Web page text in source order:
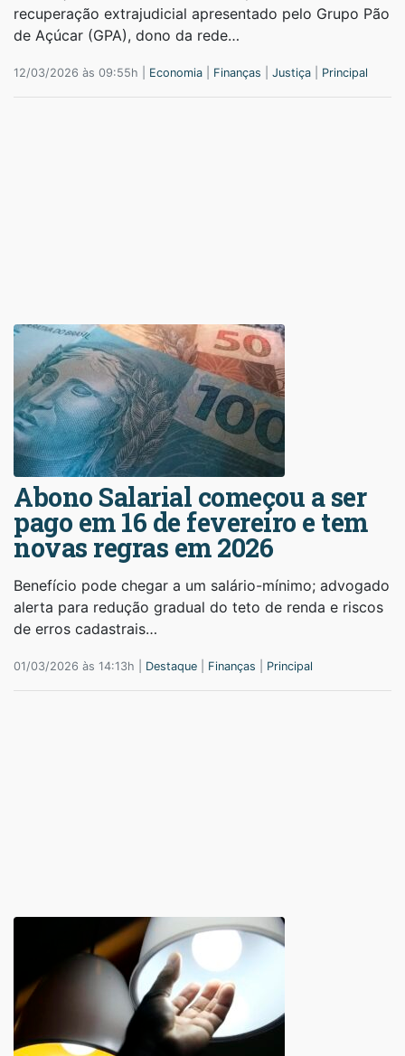
recuperação extrajudicial apresentado pelo Grupo Pão
de Açúcar (GPA), dono da rede…
12/03/2026 às 09:55h | Economia Finanças Justiça Principal
Abono Salarial começou a ser
pago em 16 de fevereiro e tem
novas regras em 2026
Benefício pode chegar a um salário-mínimo; advogado
alerta para redução gradual do teto de renda e riscos
de erros cadastrais…
01/03/2026 às 14:13h | Destaque Finanças Principal